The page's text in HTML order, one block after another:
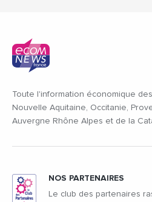
Toute l'information économique
Nouvelle Aquitaine, Occitanie,
Auvergne Rhône Alpes et de la
NOS PARTENAIRES
Le club des partenaires